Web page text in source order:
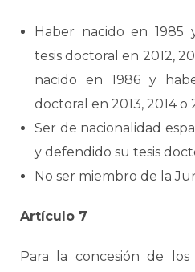
Haber nacido en 1985
tesis doctoral en 2012,
nacido en 1986 y
doctoral en 2013, 2014 o
Ser de nacionalidad
y defendido su tesis
No ser miembro de la
Artículo 7
Para la concesión de los